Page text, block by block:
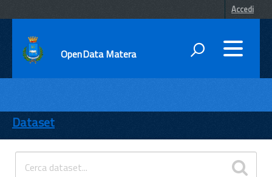
Accedi
OpenData Matera
ENTI
TEMI
INFORMAZIONI
Dataset